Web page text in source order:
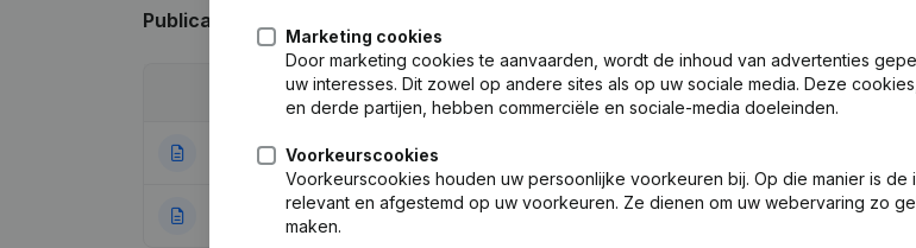
Publicaties
Publicatie
06-10-2023 Maatschappelijke Zetel
11-07-2022 Rubriek Oprichting (Nieuwe Rechtspersoon, Opening Bijkantoor,
Marketing cookies
Door marketing cookies te aanvaarden, wordt de inhoud van advertenties
uw interesses. Dit zowel op andere sites als op uw sociale media. Deze
en derde partijen, hebben commerciële en sociale-media doeleinden.
Voorkeurscookies
Voorkeurscookies houden uw persoonlijke voorkeuren bij. Op die manier is de
relevant en afgestemd op uw voorkeuren. Ze dienen om uw webervaring zo
maken.